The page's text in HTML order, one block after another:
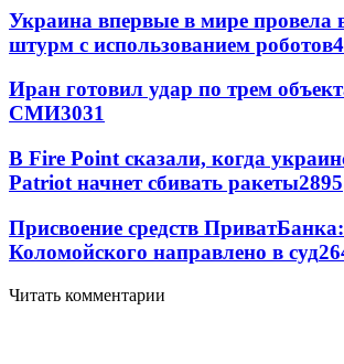
Украина впервые в мире провела
штурм с использованием роботов
Иран готовил удар по трем
СМИ3031
В Fire Point сказали, когда
Patriot начнет сбивать ракеты2895
Присвоение средств
Коломойского направлено в суд
Читать комментарии